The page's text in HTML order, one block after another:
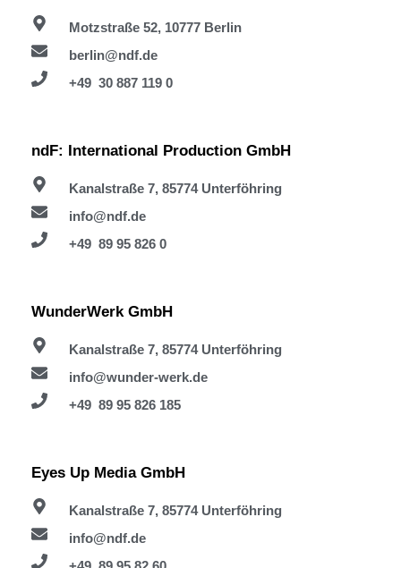
Motzstraße 52, 10777 Berlin
berlin@ndf.de
+49 30 887 119 0
ndF: International Production GmbH
Kanalstraße 7, 85774 Unterföhring
info@ndf.de
+49 89 95 826 0
WunderWerk GmbH
Kanalstraße 7, 85774 Unterföhring
info@wunder-werk.de
+49 89 95 826 185
Eyes Up Media GmbH
Kanalstraße 7, 85774 Unterföhring
info@ndf.de